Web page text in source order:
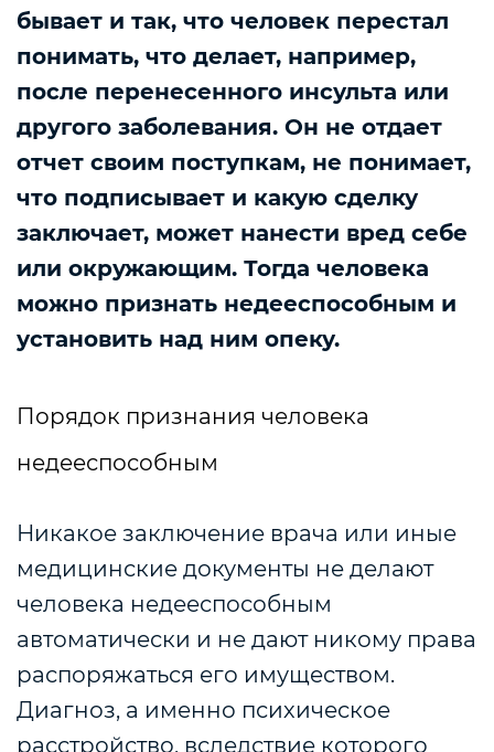
бывает и так, что человек перестал
понимать, что делает, например,
после перенесенного инсульта или
другого заболевания. Он не отдает
отчет своим поступкам, не понимает,
что подписывает и какую сделку
заключает, может нанести вред себе
или окружающим. Тогда человека
можно признать недееспособным и
установить над ним опеку.
Порядок признания человека
недееспособным
Никакое заключение врача или иные
медицинские документы не делают
человека недееспособным
автоматически и не дают никому права
распоряжаться его имуществом.
Диагноз, а именно психическое
расстройство, вследствие которого